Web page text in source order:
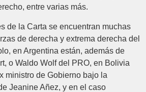
entre varias más.
de la Carta se encuentran muchas
de derecha y extrema derecha del
en Argentina están, además de
o Waldo Wolf del PRO, en Bolivia
ministro de Gobierno bajo la
Jeanine Añez, y en el caso